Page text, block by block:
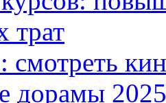
трат
дорамы